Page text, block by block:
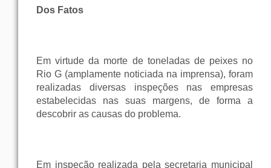
Dos Fatos
Em virtude da morte de toneladas de peixes no
Rio G (amplamente noticiada na imprensa), foram
realizadas diversas inspeções nas empresas
estabelecidas nas suas margens, de forma a
descobrir as causas do problema.
Em inspeção realizada pela secretaria municipal